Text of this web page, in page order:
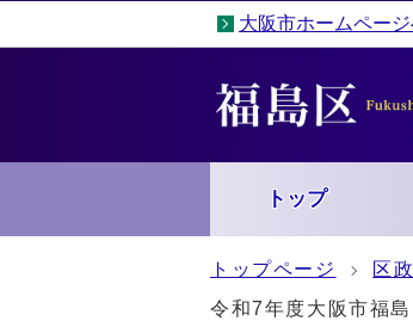
大阪市ホームペー
トップ
トップページ 区政
令和7年度大阪市福